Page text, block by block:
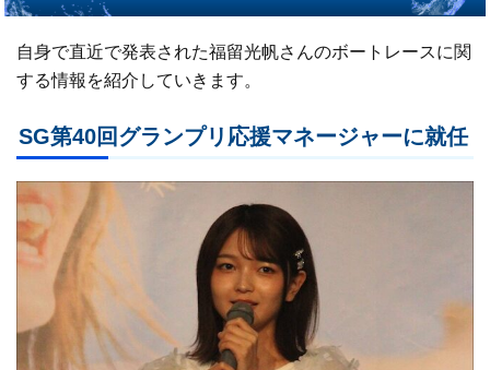
自身で直近で発表された福留光帆さんのボートレースに関
する情報を紹介していきます。
SG第40回グランプリ応援マネージャーに就任